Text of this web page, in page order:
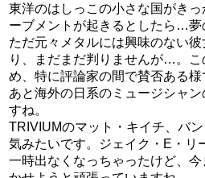
東洋のはしっこの小さな国がき
ーブメントが起きるとしたら…夢
ただ元々メタルには興味のない
り、まだまだ判りませんが…。
め、特に評論家の間で賛否ある様
あと海外の日系のミュージシャ
すね。
TRIVIUMのマット・キイチ、バ
気みたいです。ジェイク・E・リ
一時出なくなっちゃったけど、